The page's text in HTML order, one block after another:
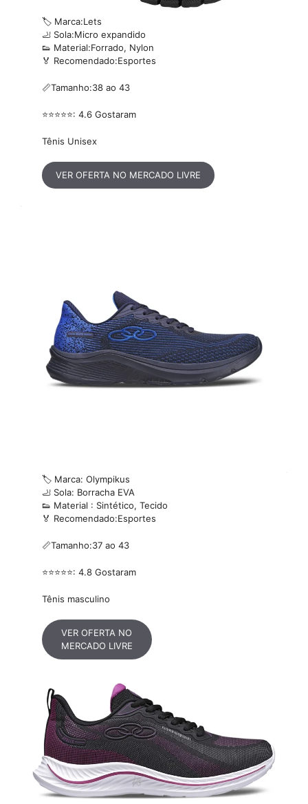
🏷️ Marca:Lets
🦶 Sola:Micro expandido
👟 Material:Forrado, Nylon
🏅 Recomendado:Esportes
📏Tamanho:38 ao 43
⭐⭐⭐⭐⭐: 4.6 Gostaram
Tênis Unisex
VER OFERTA NO MERCADO LIVRE
🏷️ Marca: Olympikus
🦶 Sola: Borracha EVA
👟 Material : Sintético, Tecido
🏅 Recomendado:Esportes
📏Tamanho:37 ao 43
⭐⭐⭐⭐⭐: 4.8 Gostaram
Tênis masculino
VER OFERTA NO
MERCADO LIVRE